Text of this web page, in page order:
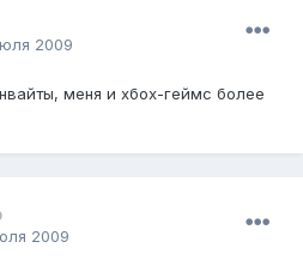
2009
меня и хбох-геймс более
2009